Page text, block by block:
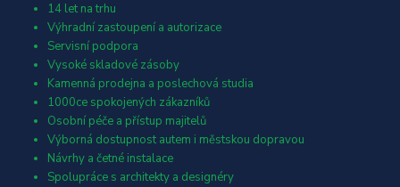
14 let na trhu
Výhradní zastoupení a autorizace
Servisní podpora
Vysoké skladové zásoby
Kamenná prodejna a poslechová studia
1000ce spokojených zákazníků
Osobní péče a přístup majitelů
Výborná dostupnost autem i městskou dopravou
Návrhy a četné instalace
Spolupráce s architekty a designéry